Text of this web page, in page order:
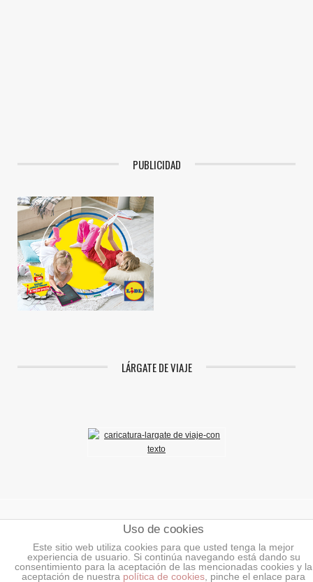
PUBLICIDAD
LÁRGATE DE VIAJE
Aviso Legal |Política de Privacidad |Política de Cookies
©2018 Mundoenlaces.Todos los derechos reservados.
Uso de cookies
Este sitio web utiliza cookies para que usted tenga la mejor
experiencia de usuario. Si continúa navegando está dando su
consentimiento para la aceptación de las mencionadas cookies y la
aceptación de nuestra política de cookies , pinche el enlace para